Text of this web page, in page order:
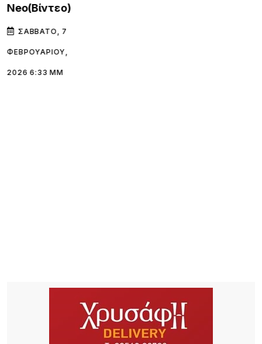
Neo(Βίντεο)
ΣΆΒΒΑΤΟ, 7
ΦΕΒΡΟΥΑΡΊΟΥ,
2026 6:33 ΜΜ